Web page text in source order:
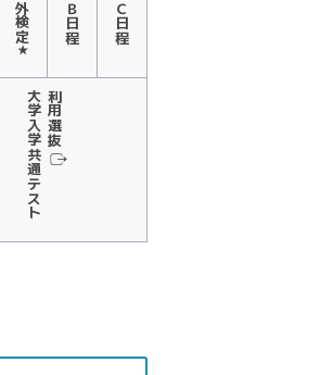
外検定
★
Ｂ日程 Ｃ日程
利用選抜
大学入学共通テスト